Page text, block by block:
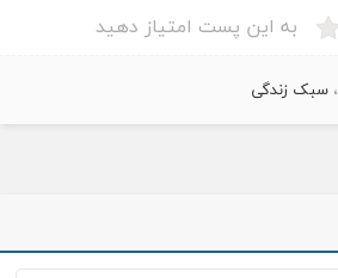
به این پست امتیاز دهید
،سبک زندگی